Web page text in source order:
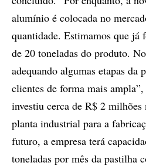
alumínio é colocada no
quantidade. Estimamos que já
de 20 toneladas do produto.
adequando algumas etapas da
clientes de forma mais
investiu cerca de R$ 2 milhões
planta industrial para a
futuro, a empresa terá
toneladas por mês da pastilha